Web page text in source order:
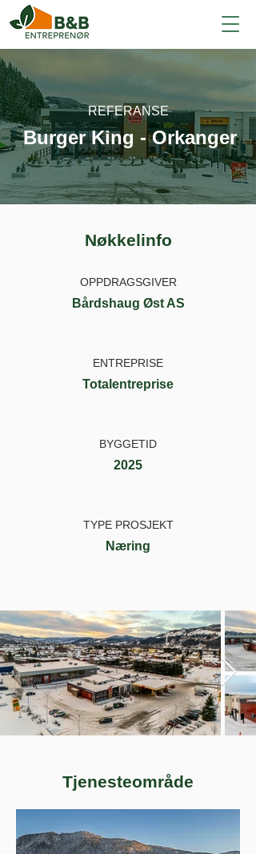
REFERANSE
Burger King - Orkanger
Nøkkelinfo
OPPDRAGSGIVER
Bårdshaug Øst AS
ENTREPRISE
Totalentreprise
BYGGETID
2025
TYPE PROSJEKT
Næring
Tjenesteområde